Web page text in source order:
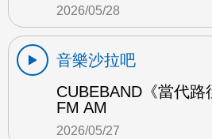
2026/05/28
音樂沙拉吧
CUBEBAND《當代
FM AM
2026/05/27